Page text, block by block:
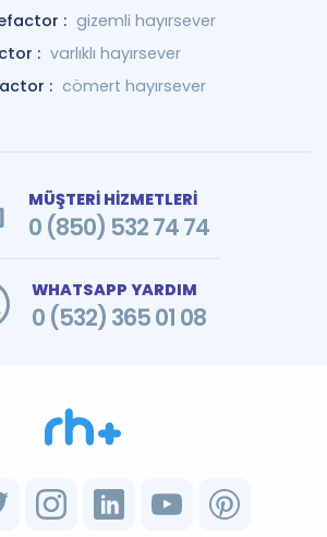
: gizemli hayırsever
: varlıklı hayırsever
: cömert hayırsever
MÜŞTERİ HİZMETLERİ
0 (850) 532 74 74
WHATSAPP YARDIM
0 (532) 365 01 08